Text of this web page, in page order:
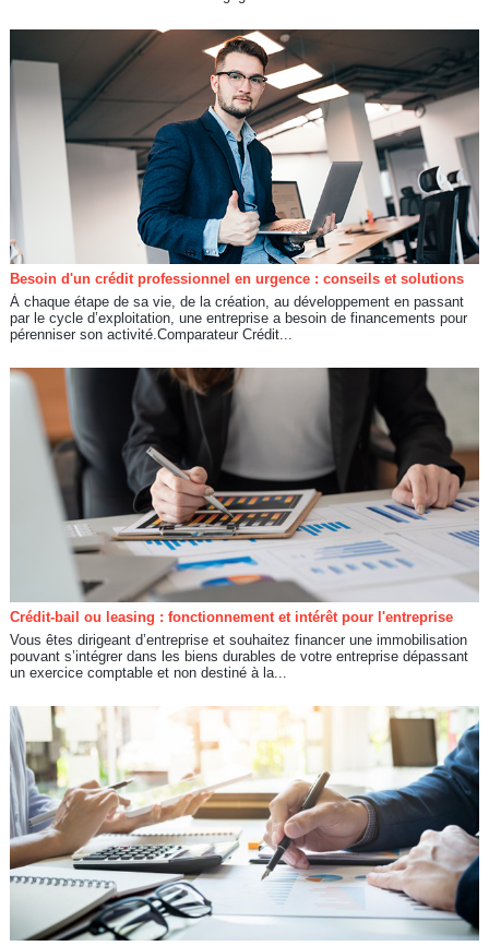
Besoin d'un crédit professionnel en urgence : conseils et solutions
À chaque étape de sa vie, de la création, au développement en passant
par le cycle d’exploitation, une entreprise a besoin de financements pour
pérenniser son activité.Comparateur Crédit...
Crédit-bail ou leasing : fonctionnement et intérêt pour l'entreprise
Vous êtes dirigeant d’entreprise et souhaitez financer une immobilisation
pouvant s’intégrer dans les biens durables de votre entreprise dépassant
un exercice comptable et non destiné à la...